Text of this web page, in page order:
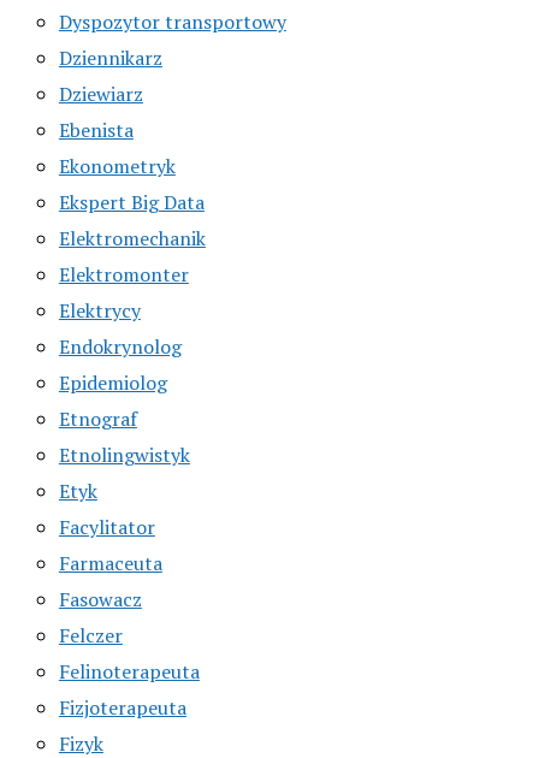
Dyspozytor transportowy
Dziennikarz
Dziewiarz
Ebenista
Ekonometryk
Ekspert Big Data
Elektromechanik
Elektromonter
Elektrycy
Endokrynolog
Epidemiolog
Etnograf
Etnolingwistyk
Etyk
Facylitator
Farmaceuta
Fasowacz
Felczer
Felinoterapeuta
Fizjoterapeuta
Fizyk